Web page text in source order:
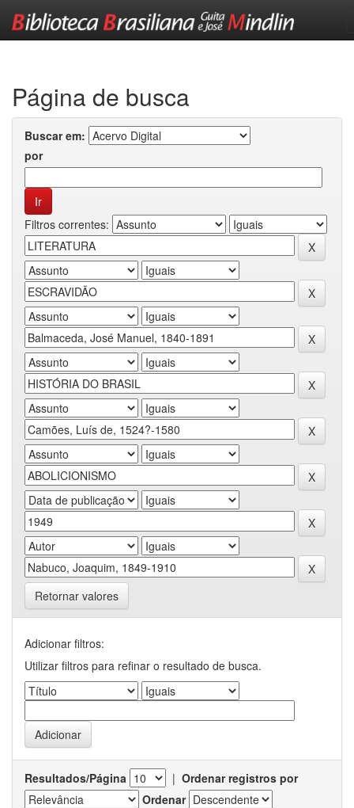
Página de busca
Buscar em:
por
Filtros correntes:
Retornar valores
Adicionar filtros:
Utilizar filtros para refinar o resultado de busca.
Resultados/Página | Ordenar registros por
Ordenar